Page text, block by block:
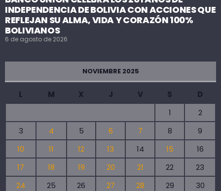
INDEPENDENCIA DE BOLIVIA CON ACCIONES QUE
REFLEJAN SU ALMA, VIDA Y CORAZÓN 100%
BOLIVIANOS
6 de agosto de 2026
NOVIEMBRE 2025
L M X J V S
D
1
2
3
4 5 6 7 8
9
10
11 12 13 14 15
16
17
18 19 20 21 22
23
24
25 26 27 28 29 30